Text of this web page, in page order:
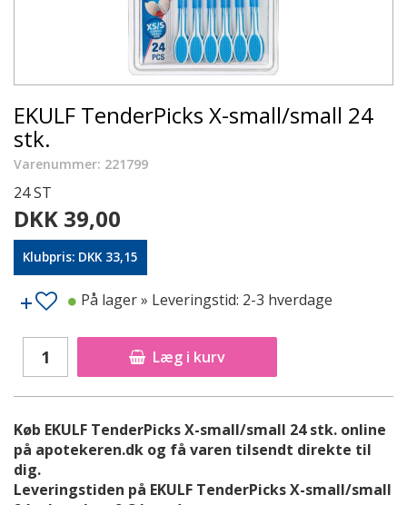
EKULF TenderPicks X-small/small 24
stk.
Varenummer: 221799
24 ST
DKK 39,00
Klubpris: DKK 33,15
Læg i kurv
På lager» Leveringstid: 2-3 hverdage
Køb EKULF TenderPicks X-small/small 24 stk. online
på apotekeren.dk og få varen tilsendt direkte til
dig.
Leveringstiden på EKULF TenderPicks X-small/small